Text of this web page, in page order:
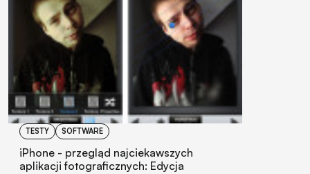
TESTY SOFTWARE
iPhone - przegląd najciekawszych
aplikacji fotograficznych: Edycja